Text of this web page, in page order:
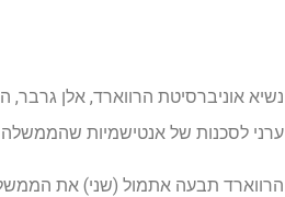
נשיא אוניברסיטת הרווארד, אלן
ערני לסכנות של אנטישמיות שהממשלה
הרווארד תבעה אתמול (שני) את